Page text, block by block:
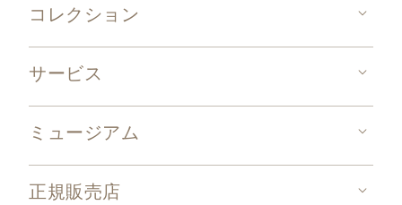
コレクション
サービス
ミュージアム
正規販売店